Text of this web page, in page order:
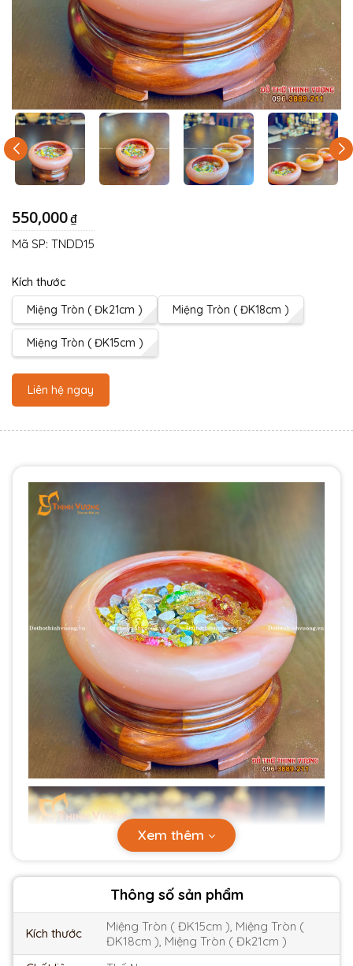
550,000₫
Kích thước
Miệng Tròn ( Đk21cm )
Miệng Tròn ( ĐK18cm )
Miệng Tròn ( ĐK15cm )
Liên hệ ngay
Mã SP: TNDD15
Thông số sản phẩm
Kích thước
Miệng Tròn ( ĐK15cm ), Miệng Tròn (
ĐK18cm ), Miệng Tròn ( Đk21cm )
Xem thêm